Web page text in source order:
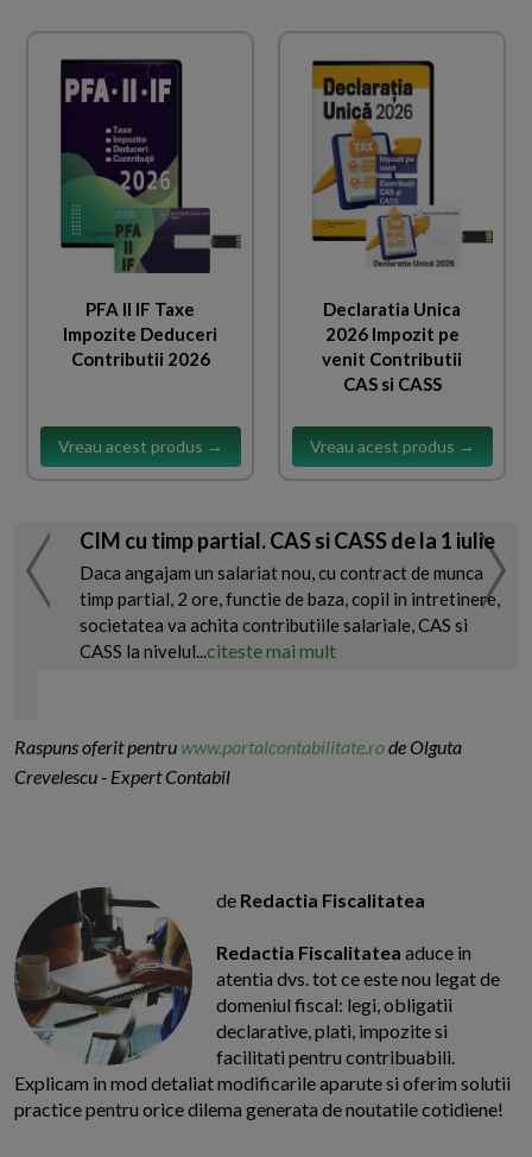
PFA II IF Taxe
Impozite Deduceri
Contributii 2026
Vreau acest produs →
Declaratia Unica
2026 Impozit pe
venit Contributii
CAS si CASS
Vreau acest produs →
CIM cu timp partial. CAS si CASS de la 1 iulie
Daca angajam un salariat nou, cu contract de munca
timp partial, 2 ore, functie de baza, copil in intretinere,
societatea va achita contributiile salariale, CAS si
CASS la nivelul...citeste mai mult
Raspuns oferit pentru www.portalcontabilitate.rode Olguta
Crevelescu - Expert Contabil
de Redactia Fiscalitatea
Redactia Fiscalitatea aduce in
atentia dvs. tot ce este nou legat de
domeniul fiscal: legi, obligatii
declarative, plati, impozite si
facilitati pentru contribuabili.
Explicam in mod detaliat modificarile aparute si oferim solutii
practice pentru orice dilema generata de noutatile cotidiene!